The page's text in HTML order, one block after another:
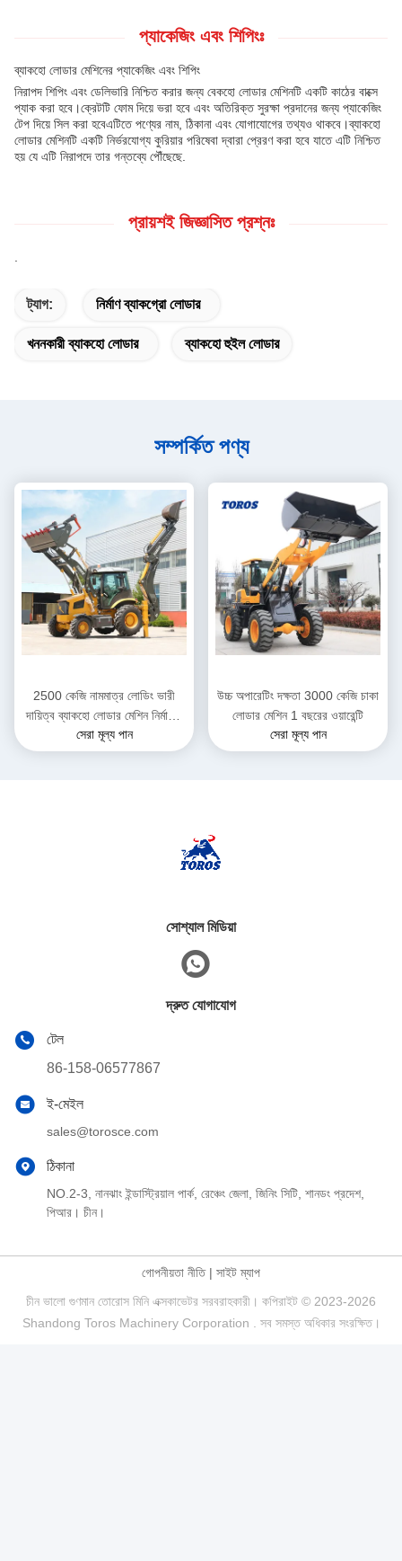
প্যাকেজিং এবং শিপিংঃ
ব্যাকহো লোডার মেশিনের প্যাকেজিং এবং শিপিং
নিরাপদ শিপিং এবং ডেলিভারি নিশ্চিত করার জন্য বেকহো লোডার মেশিনটি একটি কাঠের বাক্সে
প্যাক করা হবে।ক্রেটটি ফোম দিয়ে ভরা হবে এবং অতিরিক্ত সুরক্ষা প্রদানের জন্য প্যাকেজিং
টেপ দিয়ে সিল করা হবেএটিতে পণ্যের নাম, ঠিকানা এবং যোগাযোগের তথ্যও থাকবে।ব্যাকহো
লোডার মেশিনটি একটি নির্ভরযোগ্য কুরিয়ার পরিষেবা দ্বারা প্রেরণ করা হবে যাতে এটি নিশ্চিত
হয় যে এটি নিরাপদে তার গন্তব্যে পৌঁছেছে.
প্রায়শই জিজ্ঞাসিত প্রশ্নঃ
ট্যাগ: নির্মাণ ব্যাকগ্রো লোডার
খননকারী ব্যাকহো লোডার ব্যাকহো হুইল লোডার
সম্পর্কিত পণ্য
2500 কেজি নামমাত্র লোডিং ভারী
দায়িত্ব ব্যাকহো লোডার মেশিন নির্মাণের
জন্য
সেরা মূল্য পান
উচ্চ অপারেটিং দক্ষতা 3000 কেজি চাকা
লোডার মেশিন 1 বছরের ওয়ারেন্টি
সেরা মূল্য পান
সোশ্যাল মিডিয়া
দ্রুত যোগাযোগ
টেল
86-158-06577867
ই-মেইল
sales@torosce.com
ঠিকানা
NO.2-3, নানঝাং ইন্ডাস্ট্রিয়াল পার্ক, রেঞ্চেং জেলা, জিনিং সিটি, শানডং প্রদেশ,
পিআর। চীন।
গোপনীয়তা নীতি| সাইট ম্যাপ
চীন ভালো গুণমান তোরোস মিনি এক্সকাভেটর সরবরাহকারী। কপিরাইট © 2023-2026
Shandong Toros Machinery Corporation . সব সমস্ত অধিকার সংরক্ষিত।